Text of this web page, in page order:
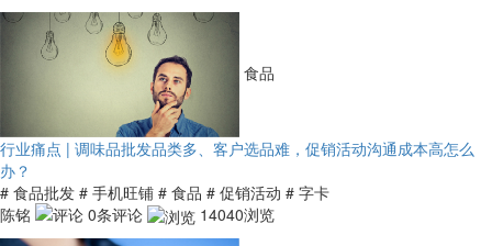
食品
行业痛点 | 调味品批发品类多、客户选品难，促销活动沟通成本高怎么
办？
# 食品批发 # 手机旺铺 # 食品 # 促销活动 # 字卡
陈铭
0条评论 14040浏览